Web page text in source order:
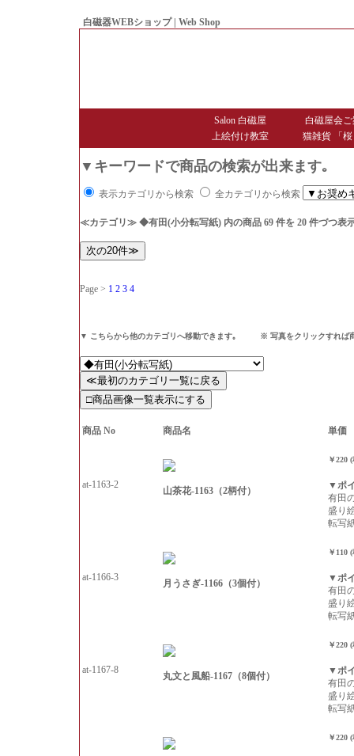
白磁器WEBショップ | Web Shop
Salon 白磁屋
白磁屋会
上絵付け教室
猫雑貨 「
▼キーワードで商品の検索が出来ます｡
表示カテゴリから検索 全カテゴリから検索
≪カテゴリ≫ ◆有田(小分転写紙) 内の商品 69 件を 20 件づつ表
Page > 1 2 3 4
▼ こちらから他のカテゴリへ移動できます｡ ※ 写真をクリックすれば商
商品 No 商品名 単価
at-1163-2
山茶花-1163（2柄付）
￥220
▼ポ
有田
盛り
転写
at-1166-3
月うさぎ-1166（3個付）
￥110
▼ポ
有田
盛り
転写
at-1167-8
丸文と風船-1167（8個付）
￥220
▼ポ
有田
盛り
転写
￥220